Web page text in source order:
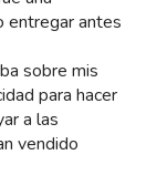
entregar antes
sobre mis
para hacer
a las
vendido